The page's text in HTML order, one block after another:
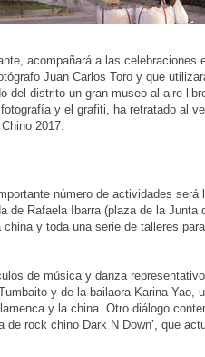
acompañará a las celebraciones
Juan Carlos Toro y que
del distrito un gran museo al aire
y el grafiti, ha retratado al
2017.
número de actividades será
de Rafaela Ibarra (plaza de la Junta
y toda una serie de talleres
de música y danza
y de la bailaora Karina Yao,
y la china. Otro diálogo
rock chino Dark N Down’, que